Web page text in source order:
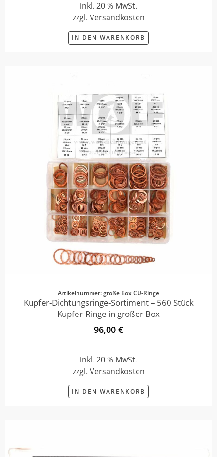
inkl. 20 % MwSt.
zzgl. Versandkosten
IN DEN WARENKORB
Artikelnummer: große Box CU-Ringe
Kupfer-Dichtungsringe-Sortiment – 560 Stück
Kupfer-Ringe in großer Box
96,00 €
inkl. 20 % MwSt.
zzgl. Versandkosten
IN DEN WARENKORB